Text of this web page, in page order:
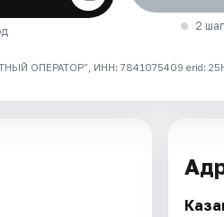
2
ОПЕРАТОР", ИНН: 7841075409 erid: